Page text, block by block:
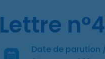
Lettre
Date de parution